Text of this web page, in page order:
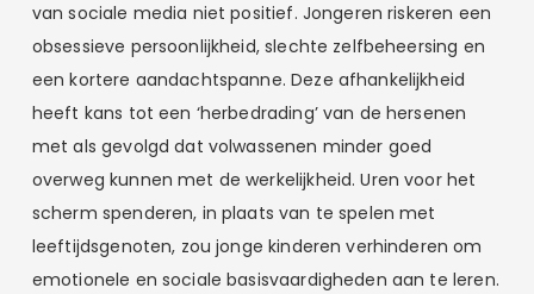
van sociale media niet positief. Jongeren riskeren een
obsessieve persoonlijkheid, slechte zelfbeheersing en
een kortere aandachtspanne. Deze afhankelijkheid
heeft kans tot een ‘herbedrading’ van de hersenen
met als gevolgd dat volwassenen minder goed
overweg kunnen met de werkelijkheid. Uren voor het
scherm spenderen, in plaats van te spelen met
leeftijdsgenoten, zou jonge kinderen verhinderen om
emotionele en sociale basisvaardigheden aan te leren.